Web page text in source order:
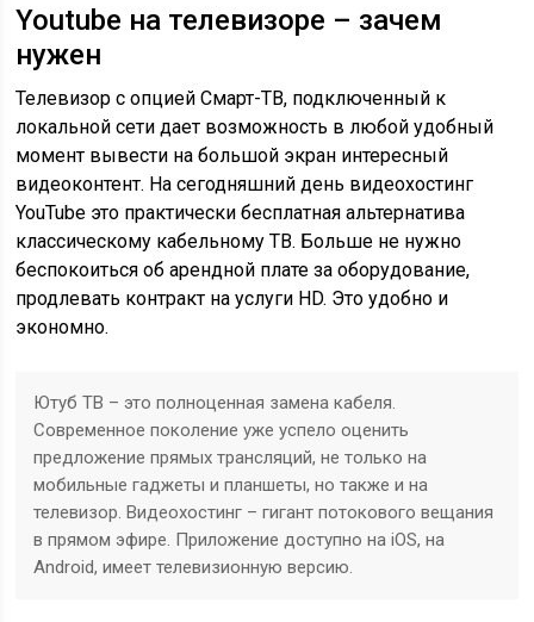
Youtube на телевизоре – зачем
нужен
Телевизор с опцией Смарт-ТВ, подключенный к
локальной сети дает возможность в любой удобный
момент вывести на большой экран интересный
видеоконтент. На сегодняшний день видеохостинг
YouTube это практически бесплатная альтернатива
классическому кабельному ТВ. Больше не нужно
беспокоиться об арендной плате за оборудование,
продлевать контракт на услуги HD. Это удобно и
экономно.
Ютуб ТВ – это полноценная замена кабеля.
Современное поколение уже успело оценить
предложение прямых трансляций, не только на
мобильные гаджеты и планшеты, но также и на
телевизор. Видеохостинг – гигант потокового вещания
в прямом эфире. Приложение доступно на iOS, на
Android, имеет телевизионную версию.